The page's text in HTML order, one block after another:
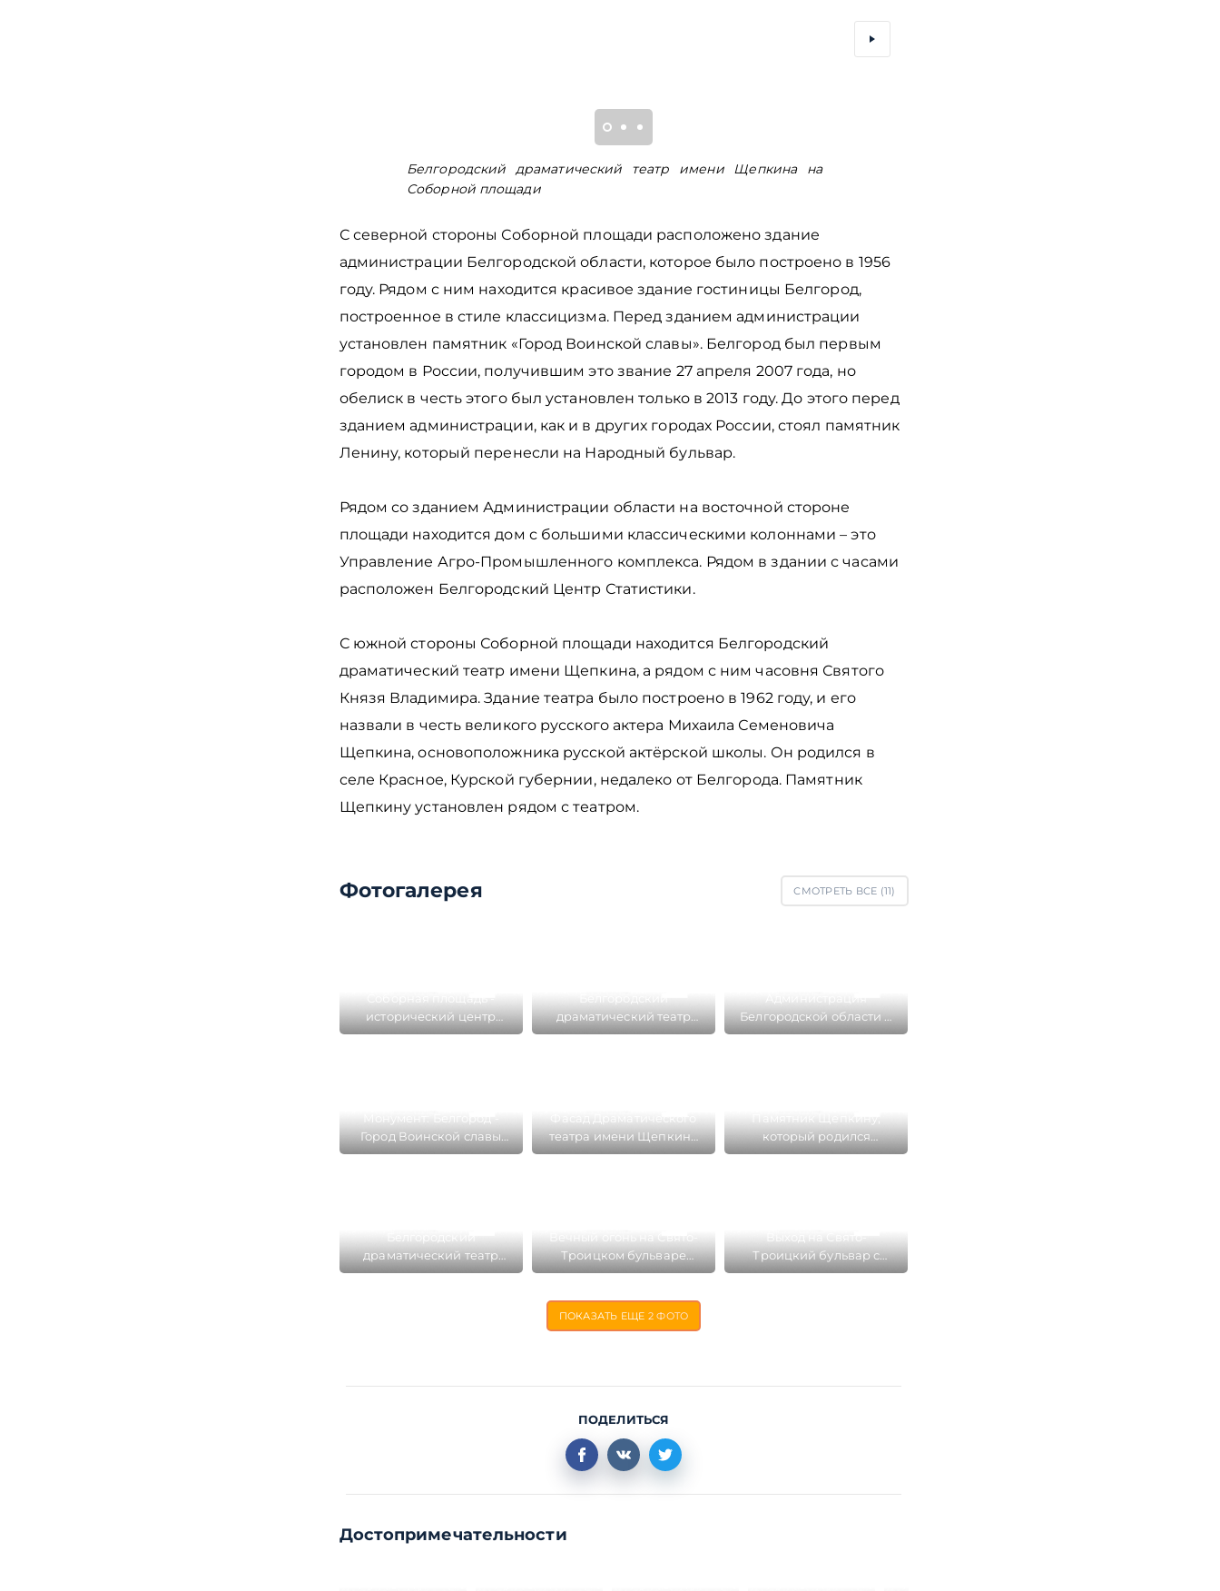
Белгородский драматический театр имени Щепкина на
Соборной площади
С северной стороны Соборной площади расположено здание
администрации Белгородской области, которое было построено в 1956
году. Рядом с ним находится красивое здание гостиницы Белгород,
построенное в стиле классицизма. Перед зданием администрации
установлен памятник «Город Воинской славы». Белгород был первым
городом в России, получившим это звание 27 апреля 2007 года, но
обелиск в честь этого был установлен только в 2013 году. До этого перед
зданием администрации, как и в других городах России, стоял памятник
Ленину, который перенесли на Народный бульвар.
Рядом со зданием Администрации области на восточной стороне
площади находится дом с большими классическими колоннами – это
Управление Агро-Промышленного комплекса. Рядом в здании с часами
расположен Белгородский Центр Статистики.
С южной стороны Соборной площади находится Белгородский
драматический театр имени Щепкина, а рядом с ним часовня Святого
Князя Владимира. Здание театра было построено в 1962 году, и его
назвали в честь великого русского актера Михаила Семеновича
Щепкина, основоположника русской актёрской школы. Он родился в
селе Красное, Курской губернии, недалеко от Белгорода. Памятник
Щепкину установлен рядом с театром.
Фотогалерея СМОТРЕТЬ ВСЕ (11)
исторический центр
Белгорода
драматический театр
имени Щепкина на
Белгородской области и
Гостиница Белгород на
Город Воинской славы
на Соборной площади
театра имени Щепкина
на Соборной площади в
который родился
недалеко от Белгорода
драматический театр
имени Щепкина на
Троицком бульваре
около Соборной
Троицкий бульвар с
Соборной площади
ПОКАЗАТЬ ЕЩЕ 2 ФОТО
ПОДЕЛИТЬСЯ
Достопримечательности